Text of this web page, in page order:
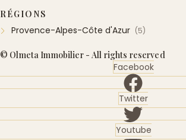
RÉGIONS
Provence-Alpes-Côte d'Azur (5)
© Olmeta Immobilier - All rights reserved
Facebook
Twitter
Youtube